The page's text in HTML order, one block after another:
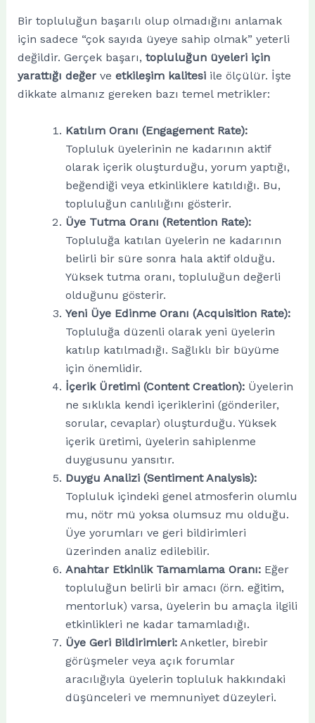
Bir topluluğun başarılı olup olmadığını anlamak
için sadece “çok sayıda üyeye sahip olmak” yeterli
değildir. Gerçek başarı, topluluğun üyeleri için
yarattığı değerve etkileşim kalitesiile ölçülür. İşte
dikkate almanız gereken bazı temel metrikler:
Katılım Oranı (Engagement Rate):
Topluluk üyelerinin ne kadarının aktif
olarak içerik oluşturduğu, yorum yaptığı,
beğendiği veya etkinliklere katıldığı. Bu,
topluluğun canlılığını gösterir.
Üye Tutma Oranı (Retention Rate):
Topluluğa katılan üyelerin ne kadarının
belirli bir süre sonra hala aktif olduğu.
Yüksek tutma oranı, topluluğun değerli
olduğunu gösterir.
Yeni Üye Edinme Oranı (Acquisition Rate):
Topluluğa düzenli olarak yeni üyelerin
katılıp katılmadığı. Sağlıklı bir büyüme
için önemlidir.
İçerik Üretimi (Content Creation):Üyelerin
ne sıklıkla kendi içeriklerini (gönderiler,
sorular, cevaplar) oluşturduğu. Yüksek
içerik üretimi, üyelerin sahiplenme
duygusunu yansıtır.
Duygu Analizi (Sentiment Analysis):
Topluluk içindeki genel atmosferin olumlu
mu, nötr mü yoksa olumsuz mu olduğu.
Üye yorumları ve geri bildirimleri
üzerinden analiz edilebilir.
Anahtar Etkinlik Tamamlama Oranı:Eğer
topluluğun belirli bir amacı (örn. eğitim,
mentorluk) varsa, üyelerin bu amaçla ilgili
etkinlikleri ne kadar tamamladığı.
Üye Geri Bildirimleri:Anketler, birebir
görüşmeler veya açık forumlar
aracılığıyla üyelerin topluluk hakkındaki
düşünceleri ve memnuniyet düzeyleri.